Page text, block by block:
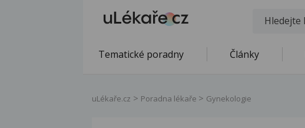
Tematické poradny Články
uLékaře.cz Poradna lékaře Gynekologie